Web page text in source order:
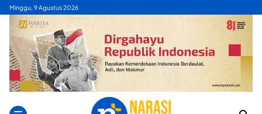
Skip
content
Minggu, 9 Agustus 2026